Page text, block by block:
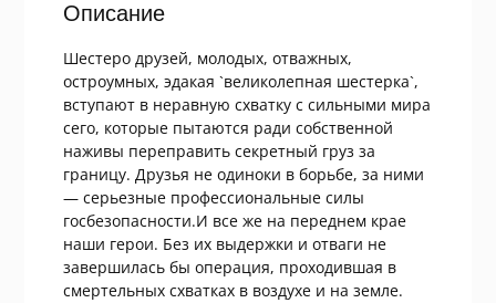
Описание
Шестеро друзей, молодых, отважных,
остроумных, эдакая `великолепная шестерка`,
вступают в неравную схватку с сильными мира
сего, которые пытаются ради собственной
наживы переправить секретный груз за
границу. Друзья не одиноки в борьбе, за ними
— серьезные профессиональные силы
госбезопасности.И все же на переднем крае
наши герои. Без их выдержки и отваги не
завершилась бы операция, проходившая в
смертельных схватках в воздухе и на земле.